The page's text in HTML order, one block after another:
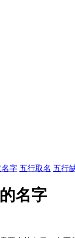
名字 五行取名 五行
名字